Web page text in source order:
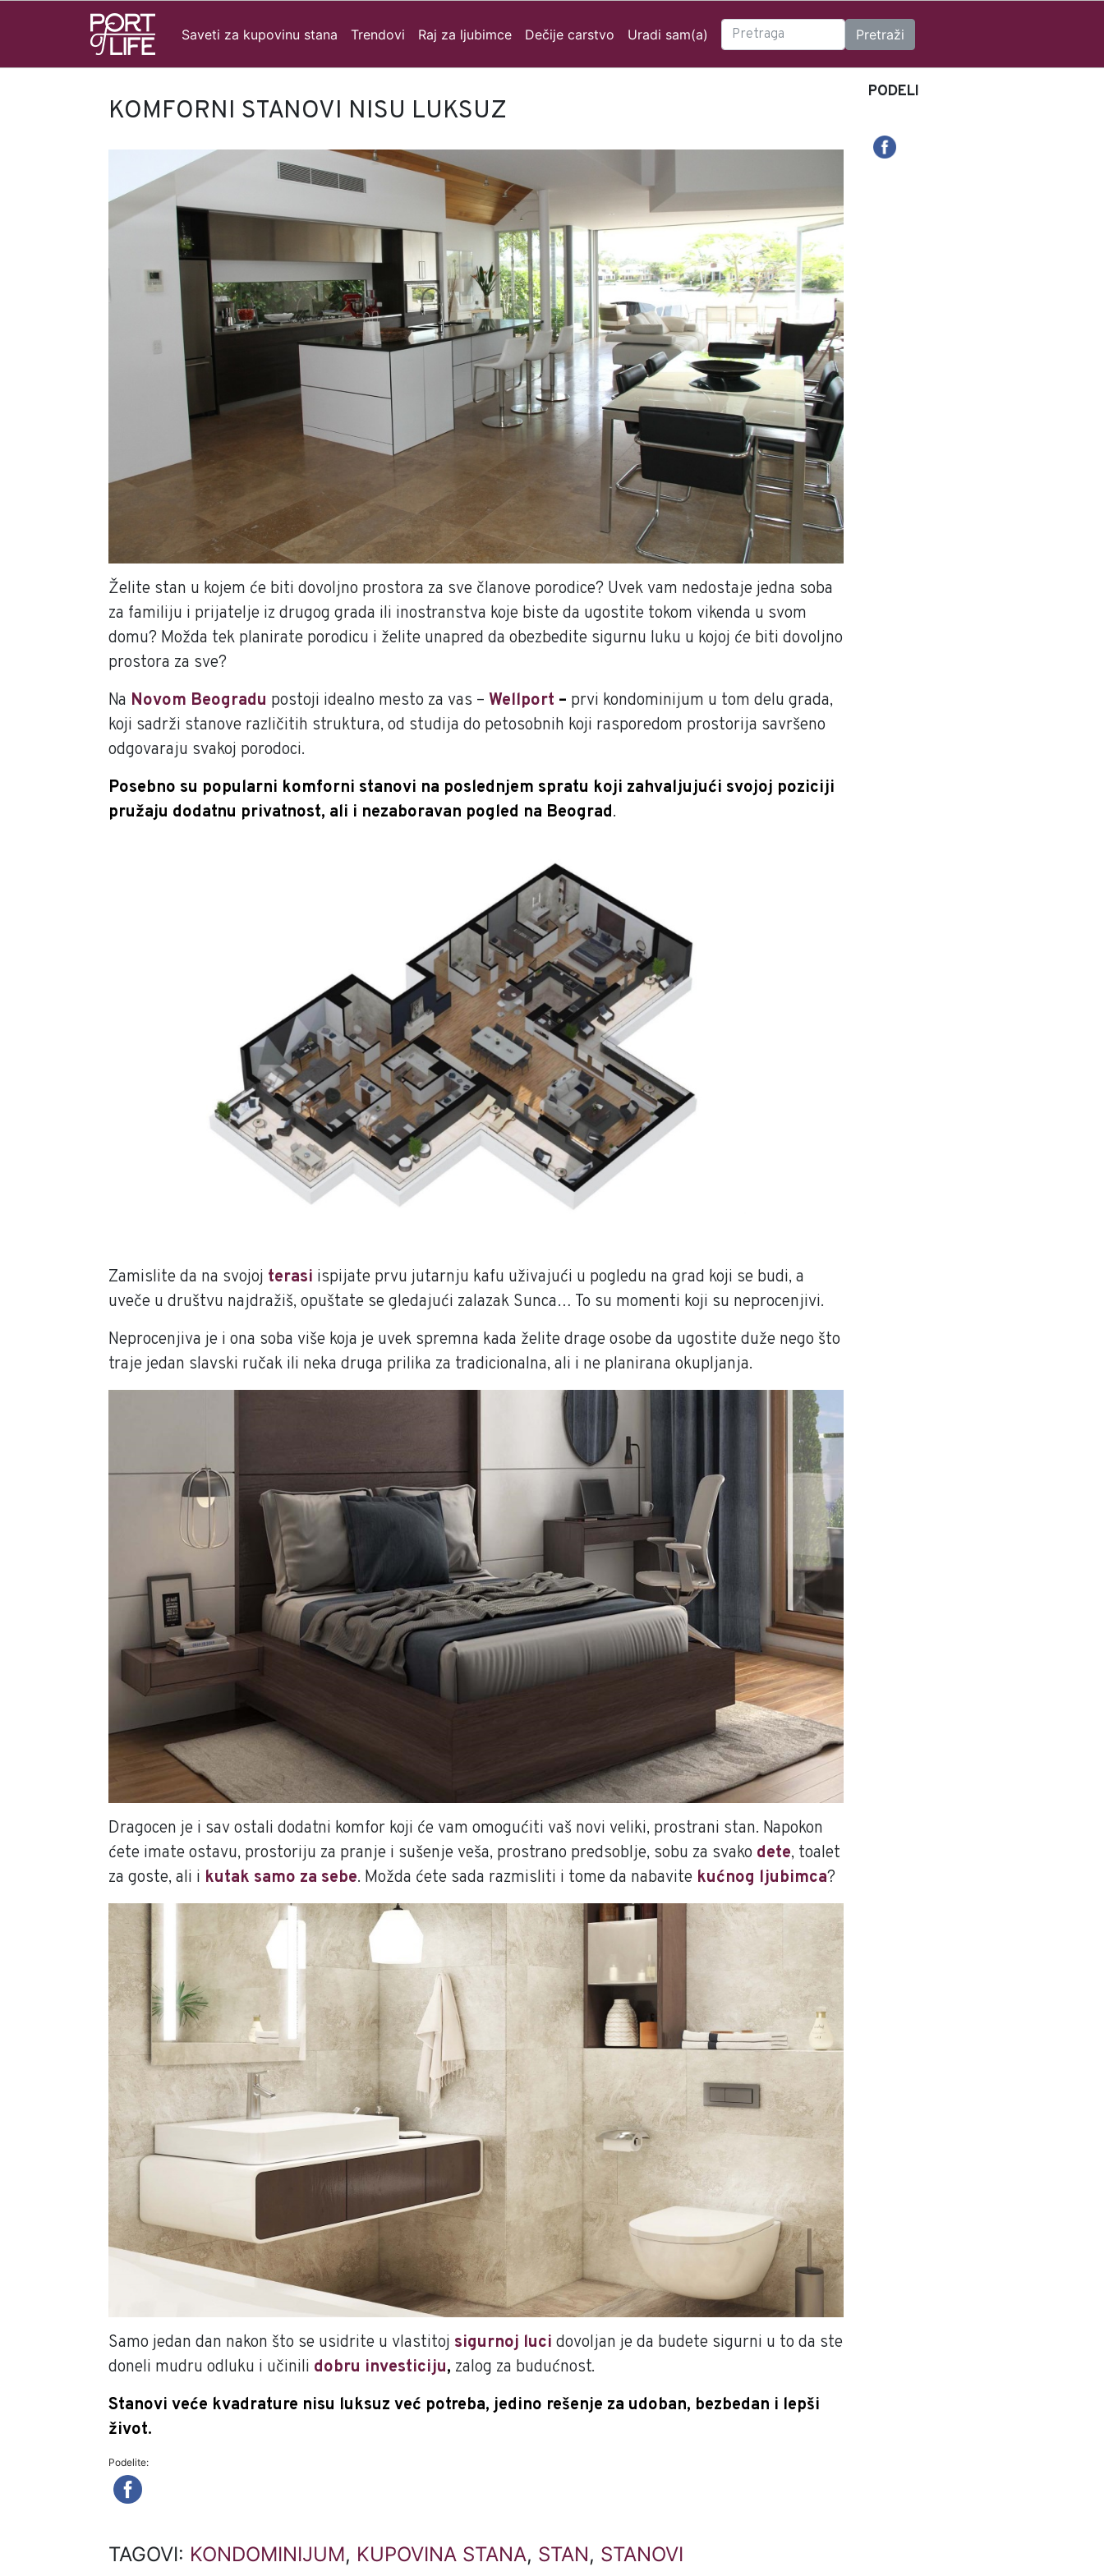
Saveti za kupovinu stana Trendovi Raj za ljubimce Dečije carstvo Uradi sam(a)
KOMFORNI STANOVI NISU LUKSUZ
Želite stan u kojem će biti dovoljno prostora za sve članove porodice? Uvek vam nedostaje jedna soba
za familiju i prijatelje iz drugog grada ili inostranstva koje biste da ugostite tokom vikenda u svom
domu? Možda tek planirate porodicu i želite unapred da obezbedite sigurnu luku u kojoj će biti dovoljno
prostora za sve?
Na Novom Beogradu postoji idealno mesto za vas – Wellport – prvi kondominijum u tom delu grada,
koji sadrži stanove različitih struktura, od studija do petosobnih koji rasporedom prostorija savršeno
odgovaraju svakoj porodoci.
Posebno su popularni komforni stanovi na poslednjem spratu koji zahvaljujući svojoj poziciji
pružaju dodatnu privatnost, ali i nezaboravan pogled na Beograd.
Zamislite da na svojoj terasi ispijate prvu jutarnju kafu uživajući u pogledu na grad koji se budi, a
uveče u društvu najdražiš, opuštate se gledajući zalazak Sunca… To su momenti koji su neprocenjivi.
Neprocenjiva je i ona soba više koja je uvek spremna kada želite drage osobe da ugostite duže nego što
traje jedan slavski ručak ili neka druga prilika za tradicionalna, ali i ne planirana okupljanja.
Dragocen je i sav ostali dodatni komfor koji će vam omogućiti vaš novi veliki, prostrani stan. Napokon
ćete imate ostavu, prostoriju za pranje i sušenje veša, prostrano predsoblje, sobu za svako dete, toalet
za goste, ali i kutak samo za sebe. Možda ćete sada razmisliti i tome da nabavite kućnog ljubimca?
Samo jedan dan nakon što se usidrite u vlastitoj sigurnoj luci dovoljan je da budete sigurni u to da ste
doneli mudru odluku i učinili dobru investiciju, zalog za budućnost.
Stanovi veće kvadrature nisu luksuz već potreba, jedino rešenje za udoban, bezbedan i lepši
život.
Podelite:
TAGOVI: KONDOMINIJUM, KUPOVINA STANA, STAN, STANOVI
PODELI